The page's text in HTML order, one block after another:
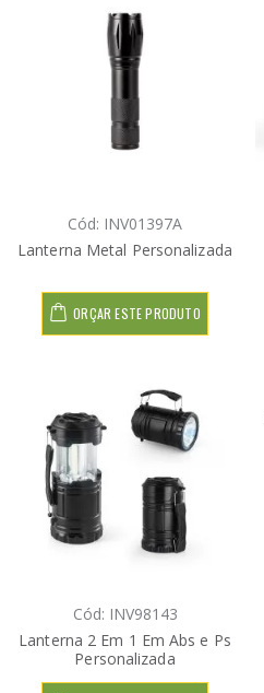
Cód: INV01397A
Lanterna Metal Personalizada
ORÇAR ESTE PRODUTO
Cód: INV98143
Lanterna 2 Em 1 Em Abs e Ps
Personalizada